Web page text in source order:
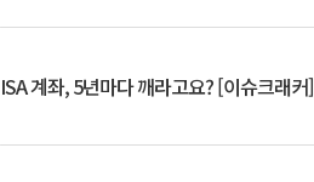
ISA 계좌, 5년마다 깨라고요? [이슈크래커]